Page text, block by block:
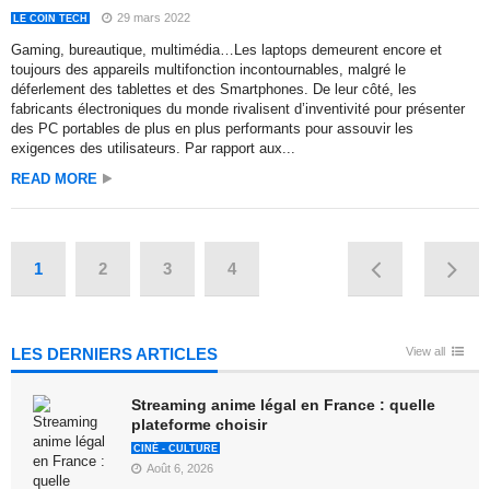
LE COIN TECH 29 mars 2022
Gaming, bureautique, multimédia…Les laptops demeurent encore et
toujours des appareils multifonction incontournables, malgré le
déferlement des tablettes et des Smartphones. De leur côté, les
fabricants électroniques du monde rivalisent d’inventivité pour présenter
des PC portables de plus en plus performants pour assouvir les
exigences des utilisateurs. Par rapport aux...
READ MORE
1 2 3 4
LES DERNIERS ARTICLES View all
Streaming anime légal en France : quelle
plateforme choisir
CINÉ - CULTURE
Août 6, 2026